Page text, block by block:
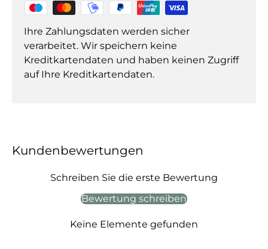
Ihre Zahlungsdaten werden sicher
verarbeitet. Wir speichern keine
Kreditkartendaten und haben keinen Zugriff
auf Ihre Kreditkartendaten.
Kundenbewertungen
Schreiben Sie die erste Bewertung
Bewertung schreiben
Keine Elemente gefunden